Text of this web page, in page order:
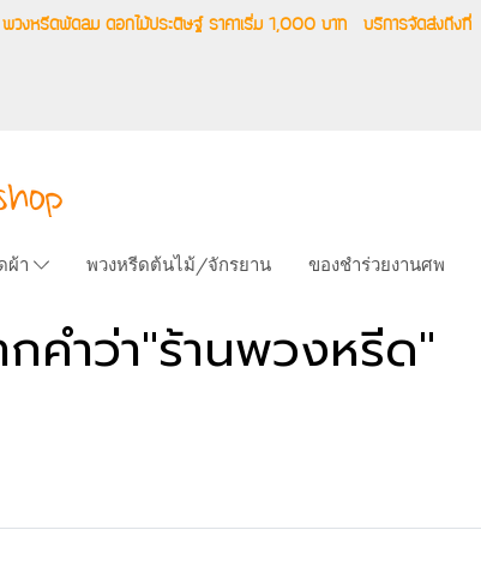
พวงหรีดพัดลม ดอกไม้ประดิษฐ์ ราคาเริ่ม 1,000 บาท บริการจัดส่งถึงที่
ผ้า พวงหรีดต้นไม้/จักรยาน ของชำร่วยงานศพ
คำว่า"ร้านพวงหรีด"